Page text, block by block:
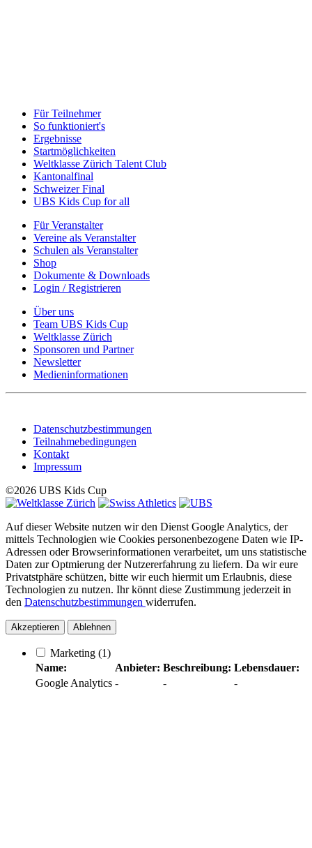
Für Teilnehmer
So funktioniert's
Ergebnisse
Startmöglichkeiten
Weltklasse Zürich Talent Club
Kantonalfinal
Schweizer Final
UBS Kids Cup for all
Für Veranstalter
Vereine als Veranstalter
Schulen als Veranstalter
Shop
Dokumente & Downloads
Login / Registrieren
Über uns
Team UBS Kids Cup
Weltklasse Zürich
Sponsoren und Partner
Newsletter
Medieninformationen
Datenschutzbestimmungen
Teilnahmebedingungen
Kontakt
Impressum
©2026 UBS Kids Cup
Auf dieser Website nutzen wir den Dienst Google Analytics, der
mittels Technologien wie Cookies personenbezogene Daten wie IP-
Adressen oder Browserinformationen verarbeitet, um uns statistische
Daten zur Optmierung der Nutzererfahrung zu liefern. Da wir eure
Privatstphäre schützen, bitte wir euch hiermit um Erlaubnis, diese
Technologien zu nutzen. Ihr könnt diese Zustimmung jederzeit in
den Datenschutzbestimmungen widerrufen.
Akzeptieren Ablehnen
Marketing (1)
Name:
Anbieter: Beschreibung: Lebensdauer:
Google Analytics - - -